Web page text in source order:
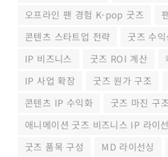
오프라인 팬 경험 K-pop 굿즈
콘텐츠 스타트업 전략
굿즈 수
IP 비즈니스
굿즈 ROI 계산
IP 사업 확장
굿즈 원가 구조
콘텐츠 IP 수익화
굿즈 마진 구조
애니메이션 굿즈 비즈니스 IP 라이
굿즈 품목 구성
MD 라이선싱